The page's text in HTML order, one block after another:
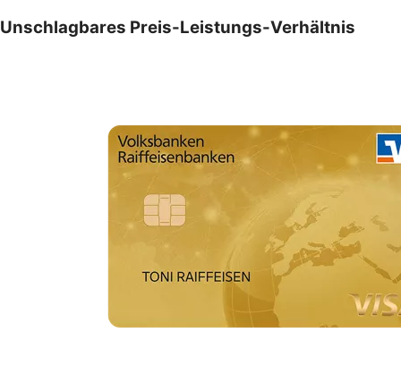
Unschlagbares Preis-Leistungs-Verhältnis